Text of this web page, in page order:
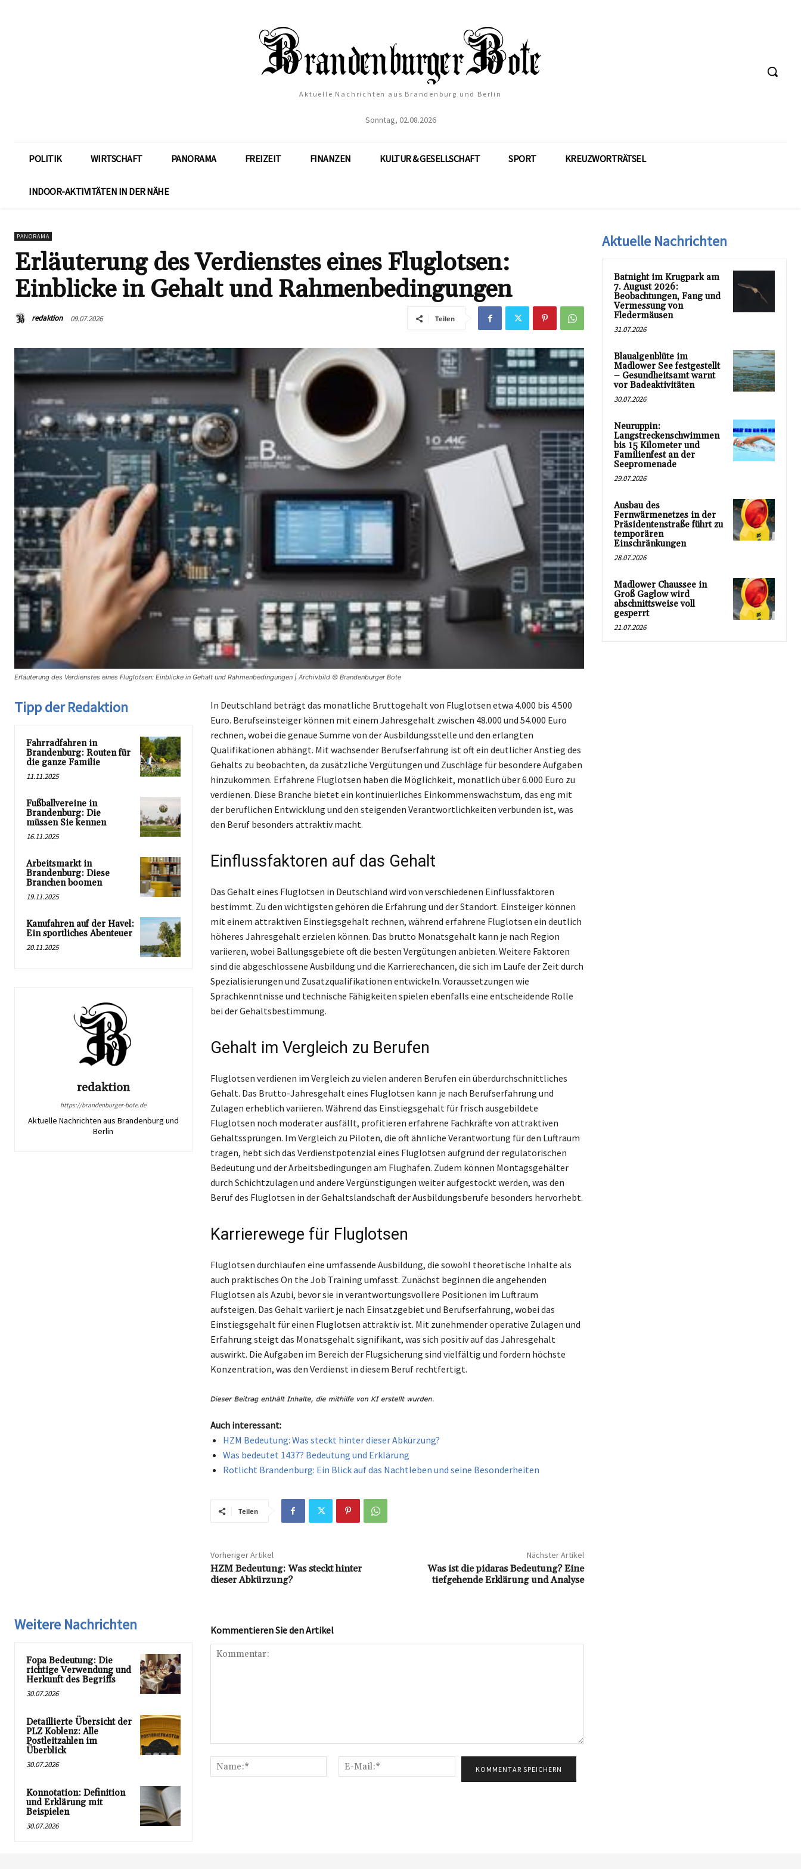
Aktuelle Nachrichten aus Brandenburg und Berlin
Sonntag, 02.08.2026
POLITIK WIRTSCHAFT PANORAMA FREIZEIT FINANZEN KULTUR & GESELLSCHAFT SPORT KREUZWORTRÄTSEL
INDOOR-AKTIVITÄTEN IN DER NÄHE
PANORAMA
Erläuterung des Verdienstes eines Fluglotsen:
Einblicke in Gehalt und Rahmenbedingungen
redaktion 09.07.2026 Teilen
Erläuterung des Verdienstes eines Fluglotsen: Einblicke in Gehalt und Rahmenbedingungen | Archivbild © Brandenburger Bote
Tipp der Redaktion
Fahrradfahren in
Brandenburg: Routen für
die ganze Familie
11.11.2025
Fußballvereine in
Brandenburg: Die
müssen Sie kennen
16.11.2025
Arbeitsmarkt in
Brandenburg: Diese
Branchen boomen
19.11.2025
Kanufahren auf der Havel:
Ein sportliches Abenteuer
20.11.2025
redaktion
https://brandenburger-bote.de
Aktuelle Nachrichten aus Brandenburg und
Berlin
In Deutschland beträgt das monatliche Bruttogehalt von Fluglotsen etwa 4.000 bis 4.500
Euro. Berufseinsteiger können mit einem Jahresgehalt zwischen 48.000 und 54.000 Euro
rechnen, wobei die genaue Summe von der Ausbildungsstelle und den erlangten
Qualifikationen abhängt. Mit wachsender Berufserfahrung ist oft ein deutlicher Anstieg des
Gehalts zu beobachten, da zusätzliche Vergütungen und Zuschläge für besondere Aufgaben
hinzukommen. Erfahrene Fluglotsen haben die Möglichkeit, monatlich über 6.000 Euro zu
verdienen. Diese Branche bietet ein kontinuierliches Einkommenswachstum, das eng mit
der beruflichen Entwicklung und den steigenden Verantwortlichkeiten verbunden ist, was
den Beruf besonders attraktiv macht.
Einflussfaktoren auf das Gehalt
Das Gehalt eines Fluglotsen in Deutschland wird von verschiedenen Einflussfaktoren
bestimmt. Zu den wichtigsten gehören die Erfahrung und der Standort. Einsteiger können
mit einem attraktiven Einstiegsgehalt rechnen, während erfahrene Fluglotsen ein deutlich
höheres Jahresgehalt erzielen können. Das brutto Monatsgehalt kann je nach Region
variieren, wobei Ballungsgebiete oft die besten Vergütungen anbieten. Weitere Faktoren
sind die abgeschlossene Ausbildung und die Karrierechancen, die sich im Laufe der Zeit durch
Spezialisierungen und Zusatzqualifikationen entwickeln. Voraussetzungen wie
Sprachkenntnisse und technische Fähigkeiten spielen ebenfalls eine entscheidende Rolle
bei der Gehaltsbestimmung.
Gehalt im Vergleich zu Berufen
Fluglotsen verdienen im Vergleich zu vielen anderen Berufen ein überdurchschnittliches
Gehalt. Das Brutto-Jahresgehalt eines Fluglotsen kann je nach Berufserfahrung und
Zulagen erheblich variieren. Während das Einstiegsgehalt für frisch ausgebildete
Fluglotsen noch moderater ausfällt, profitieren erfahrene Fachkräfte von attraktiven
Gehaltssprüngen. Im Vergleich zu Piloten, die oft ähnliche Verantwortung für den Luftraum
tragen, hebt sich das Verdienstpotenzial eines Fluglotsen aufgrund der regulatorischen
Bedeutung und der Arbeitsbedingungen am Flughafen. Zudem können Montagsgehälter
durch Schichtzulagen und andere Vergünstigungen weiter aufgestockt werden, was den
Beruf des Fluglotsen in der Gehaltslandschaft der Ausbildungsberufe besonders hervorhebt.
Karrierewege für Fluglotsen
Fluglotsen durchlaufen eine umfassende Ausbildung, die sowohl theoretische Inhalte als
auch praktisches On the Job Training umfasst. Zunächst beginnen die angehenden
Fluglotsen als Azubi, bevor sie in verantwortungsvollere Positionen im Luftraum
aufsteigen. Das Gehalt variiert je nach Einsatzgebiet und Berufserfahrung, wobei das
Einstiegsgehalt für einen Fluglotsen attraktiv ist. Mit zunehmender operative Zulagen und
Erfahrung steigt das Monatsgehalt signifikant, was sich positiv auf das Jahresgehalt
auswirkt. Die Aufgaben im Bereich der Flugsicherung sind vielfältig und fordern höchste
Konzentration, was den Verdienst in diesem Beruf rechtfertigt.
Auch interessant:
HZM Bedeutung: Was steckt hinter dieser Abkürzung?
Was bedeutet 1437? Bedeutung und Erklärung
Rotlicht Brandenburg: Ein Blick auf das Nachtleben und seine Besonderheiten
Teilen
Vorheriger Artikel
HZM Bedeutung: Was steckt hinter
dieser Abkürzung?
Nächster Artikel
Was ist die pidaras Bedeutung? Eine
tiefgehende Erklärung und Analyse
Weitere Nachrichten
Fopa Bedeutung: Die
richtige Verwendung und
Herkunft des Begriffs
30.07.2026
Detaillierte Übersicht der
PLZ Koblenz: Alle
Postleitzahlen im
Überblick
30.07.2026
Konnotation: Definition
und Erklärung mit
Beispielen
30.07.2026
Kommentieren Sie den Artikel
Name:*
Mail:*
Aktuelle Nachrichten
Batnight im Krugpark am
7. August 2026:
Beobachtungen, Fang und
Vermessung von
Fledermäusen
31.07.2026
Blaualgenblüte im
Madlower See festgestellt
– Gesundheitsamt warnt
vor Badeaktivitäten
30.07.2026
Neuruppin:
Langstreckenschwimmen
bis 15 Kilometer und
Familienfest an der
Seepromenade
29.07.2026
Ausbau des
Fernwärmenetzes in der
Präsidentenstraße führt zu
temporären
Einschränkungen
28.07.2026
Madlower Chaussee in
Groß Gaglow wird
abschnittsweise voll
gesperrt
21.07.2026